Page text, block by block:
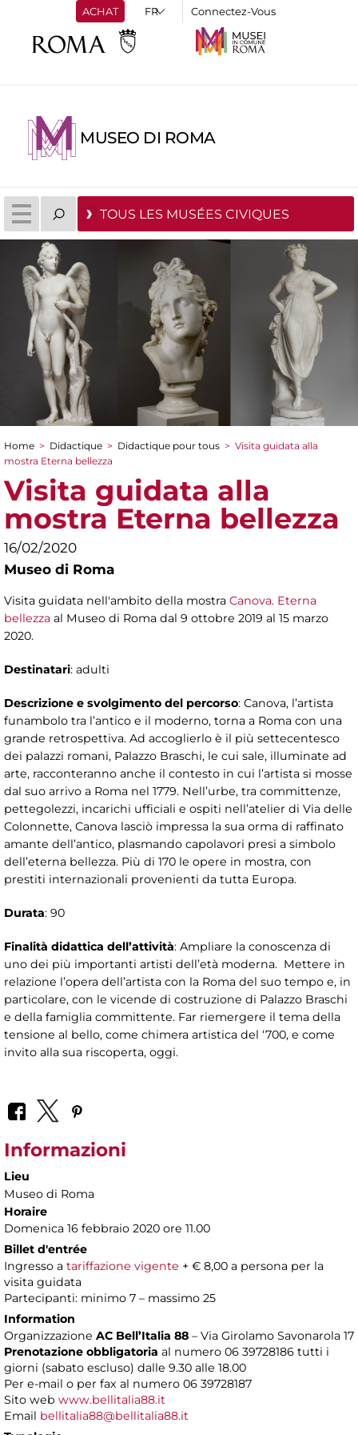
ACHAT Connectez-Vous
MUSEO DI ROMA
TOUS LES MUSÉES CIVIQUES
You are here
Home > Didactique > Didactique pour tous > Visita guidata alla
mostra Eterna bellezza
Visita guidata alla
mostra Eterna bellezza
16/02/2020
Museo di Roma
Visita guidata nell'ambito della mostra Canova. Eterna
bellezza al Museo di Roma dal 9 ottobre 2019 al 15 marzo
2020.
Destinatari: adulti
Descrizione e svolgimento del percorso: Canova, l’artista
funambolo tra l’antico e il moderno, torna a Roma con una
grande retrospettiva. Ad accoglierlo è il più settecentesco
dei palazzi romani, Palazzo Braschi, le cui sale, illuminate ad
arte, racconteranno anche il contesto in cui l’artista si mosse
dal suo arrivo a Roma nel 1779. Nell’urbe, tra committenze,
pettegolezzi, incarichi ufficiali e ospiti nell’atelier di Via delle
Colonnette, Canova lasciò impressa la sua orma di raffinato
amante dell’antico, plasmando capolavori presi a simbolo
dell’eterna bellezza. Più di 170 le opere in mostra, con
prestiti internazionali provenienti da tutta Europa.
Durata: 90
Finalità didattica dell’attività: Ampliare la conoscenza di
uno dei più importanti artisti dell’età moderna. Mettere in
relazione l’opera dell’artista con la Roma del suo tempo e, in
particolare, con le vicende di costruzione di Palazzo Braschi
e della famiglia committente. Far riemergere il tema della
tensione al bello, come chimera artistica del ‘700, e come
invito alla sua riscoperta, oggi.
Informazioni
Lieu
Museo di Roma
Horaire
Domenica 16 febbraio 2020 ore 11.00
Billet d'entrée
Ingresso a tariffazione vigente + € 8,00 a persona per la
visita guidata
Partecipanti: minimo 7 – massimo 25
Information
Organizzazione AC Bell’Italia 88 – Via Girolamo Savonarola 17
Prenotazione obbligatoria al numero 06 39728186 tutti i
giorni (sabato escluso) dalle 9.30 alle 18.00
Per e-mail o per fax al numero 06 39728187
Sito web www.bellitalia88.it
Email bellitalia88@bellitalia88.it